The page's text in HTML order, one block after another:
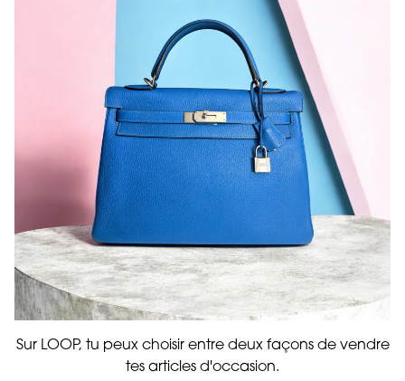
Sur LOOP, tu peux choisir entre deux façons de vendre
tes articles d'occasion.